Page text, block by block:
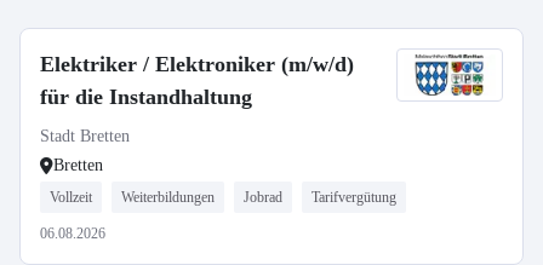
Elektriker / Elektroniker (m/w/d)
für die Instandhaltung
Stadt Bretten
Bretten
Vollzeit Weiterbildungen Jobrad Tarifvergütung
06.08.2026